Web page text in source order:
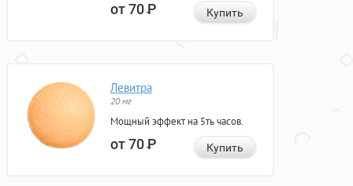
от 70Р Купить
Левитра
20 мг
Мощный эффект на 5ть часов.
от 70Р Купить